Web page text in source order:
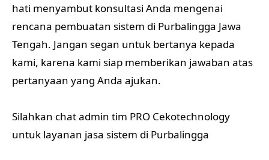
hati menyambut konsultasi Anda mengenai
rencana pembuatan sistem di Purbalingga Jawa
Tengah. Jangan segan untuk bertanya kepada
kami, karena kami siap memberikan jawaban atas
pertanyaan yang Anda ajukan.
Silahkan chat admin tim PRO Cekotechnology
untuk layanan jasa sistem di Purbalingga